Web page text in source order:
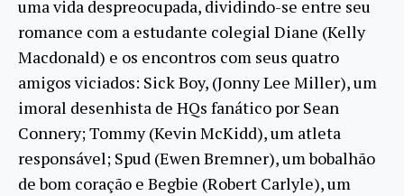
uma vida despreocupada, dividindo-se entre seu
romance com a estudante colegial Diane (Kelly
Macdonald) e os encontros com seus quatro
amigos viciados: Sick Boy, (Jonny Lee Miller), um
imoral desenhista de HQs fanático por Sean
Connery; Tommy (Kevin McKidd), um atleta
responsável; Spud (Ewen Bremner), um bobalhão
de bom coração e Begbie (Robert Carlyle), um